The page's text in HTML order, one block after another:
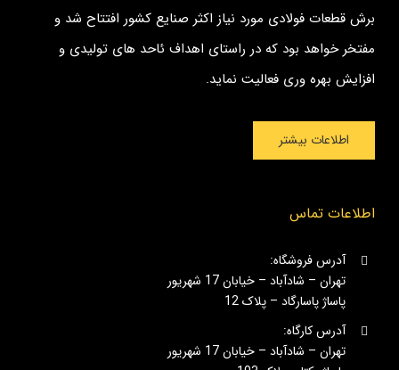
برش قطعات فولادی مورد نیاز اکثر صنایع کشور افتتاح شد و
مفتخر خواهد بود که در راستای اهداف ئاحد های تولیدی و
افزایش بهره وری فعالیت نماید.
اطلاعات بیشتر
اطلاعات تماس
آدرس فروشگاه:
تهران – شادآباد – خیابان 17 شهریور
پاساژ پاسارگاد – پلاک 12
آدرس کارگاه:
تهران – شادآباد – خیابان 17 شهریور